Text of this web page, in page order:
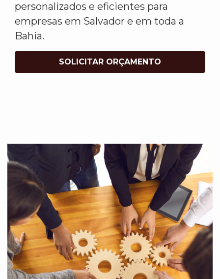
personalizados e eficientes para
empresas em Salvador e em toda a
Bahia.
SOLICITAR ORÇAMENTO